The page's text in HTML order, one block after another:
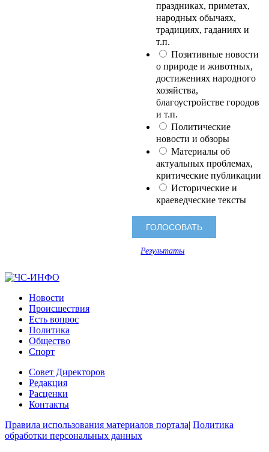
праздниках, приметах,
народных обычаях,
традициях, гаданиях и
т.п.
Позитивные новости
о природе и животных,
достижениях народного
хозяйства,
благоустройстве городов
и т.п.
Политические
новости и обзоры
Материалы об
актуальных проблемах,
критические публикации
Исторические и
краеведческие тексты
Результаты
Новости
Происшествия
Есть вопрос
Политика
Общество
Спорт
Совет Директоров
Редакция
Расценки
Контакты
Правила использования материалов портала| Политика
обработки персональных данных